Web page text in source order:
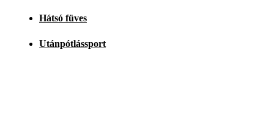
Hátsó füves
Utánpótlássport